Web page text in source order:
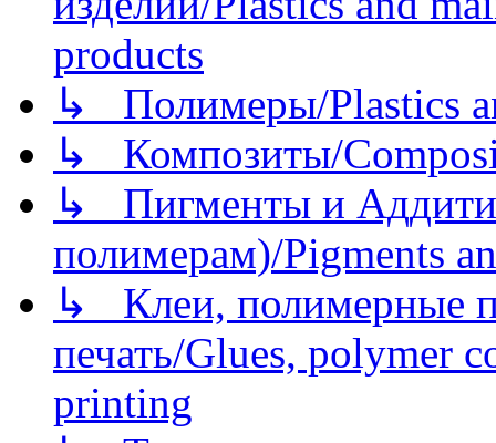
products
↳ Полимеры/Plastics
↳ Композиты/
↳ Пигменты и
полимерам)/Pigments
↳ Клеи, полимерные
печать/Glues, polymer
printing